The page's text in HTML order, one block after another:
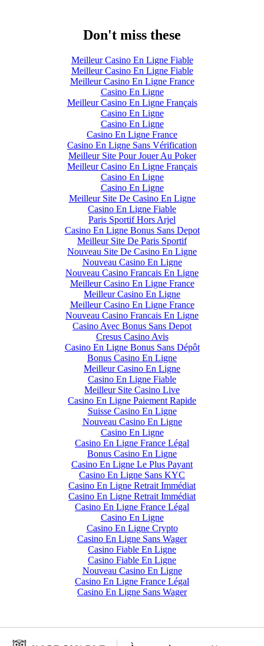
Don't miss these
Meilleur Casino En Ligne Fiable
Meilleur Casino En Ligne Fiable
Meilleur Casino En Ligne France
Casino En Ligne
Meilleur Casino En Ligne Français
Casino En Ligne
Casino En Ligne
Casino En Ligne France
Casino En Ligne Sans Vérification
Meilleur Site Pour Jouer Au Poker
Meilleur Casino En Ligne Français
Casino En Ligne
Casino En Ligne
Meilleur Site De Casino En Ligne
Casino En Ligne Fiable
Paris Sportif Hors Arjel
Casino En Ligne Bonus Sans Depot
Meilleur Site De Paris Sportif
Nouveau Site De Casino En Ligne
Nouveau Casino En Ligne
Nouveau Casino Francais En Ligne
Meilleur Casino En Ligne France
Meilleur Casino En Ligne
Meilleur Casino En Ligne France
Nouveau Casino Francais En Ligne
Casino Avec Bonus Sans Depot
Cresus Casino Avis
Casino En Ligne Bonus Sans Dépôt
Bonus Casino En Ligne
Meilleur Casino En Ligne
Casino En Ligne Fiable
Meilleur Site Casino Live
Casino En Ligne Paiement Rapide
Suisse Casino En Ligne
Nouveau Casino En Ligne
Casino En Ligne
Casino En Ligne France Légal
Bonus Casino En Ligne
Casino En Ligne Le Plus Payant
Casino En Ligne Sans KYC
Casino En Ligne Retrait Immédiat
Casino En Ligne Retrait Immédiat
Casino En Ligne France Légal
Casino En Ligne
Casino En Ligne Crypto
Casino En Ligne Sans Wager
Casino Fiable En Ligne
Casino Fiable En Ligne
Nouveau Casino En Ligne
Casino En Ligne France Légal
Casino En Ligne Sans Wager